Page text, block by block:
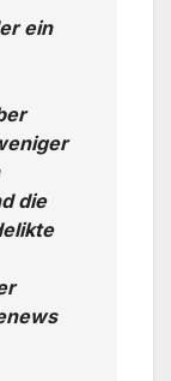
ein
die